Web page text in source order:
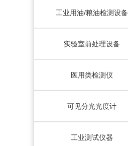
工业用油/粮油检测设备
实验室前处理设备
医用类检测仪
可见分光光度计
工业测试仪器